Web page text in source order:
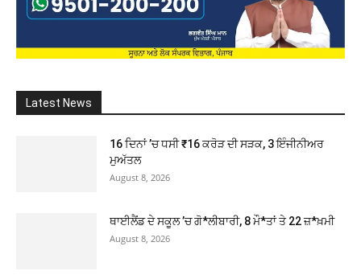
Latest News
16 ਦਿਨਾਂ ’ਚ ਧਸੀ ₹16 ਕਰੋੜ ਦੀ ਸੜਕ, 3 ਇੰਜੀਨੀਅਰ
ਮੁਅੱਤਲ
August 8, 2026
ਥਾਈਲੈਂਡ ਦੇ ਸਕੂਲ ’ਚ ਗੋ*ਲੀਬਾਰੀ, 8 ਮੌ*ਤਾਂ ਤੇ 22 ਜ਼*ਖ਼ਮੀ
August 8, 2026